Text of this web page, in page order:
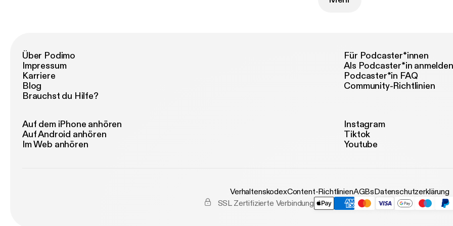
Über Podimo
Impressum
Karriere
Blog
Brauchst du Hilfe?
Für Podcaster*innen
Als Podcaster*in anmelden
Podcaster*in FAQ
Community-Richtlinien
Auf dem iPhone anhören
Auf Android anhören
Im Web anhören
Instagram
Tiktok
Youtube
VerhaltenskodexContent-RichtlinienAGBsDatenschutzerklärung
SSL Zertifizierte Verbindung